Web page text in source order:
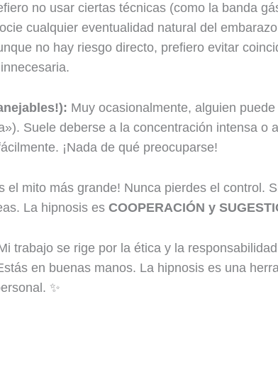
no usar ciertas técnicas (como la banda
cualquier eventualidad natural del
no hay riesgo directo, prefiero evitar
Muy ocasionalmente, alguien
Suele deberse a la concentración intensa o
¡Nada de qué preocuparse!
el mito más grande! Nunca pierdes el control.
La hipnosis es COOPERACIÓN y
trabajo se rige por la ética y la
en buenas manos. La hipnosis es una
✨